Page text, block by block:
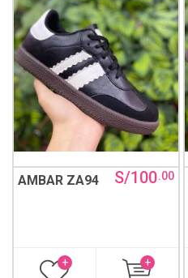
AMBAR ZA94 S/100.00
+ +